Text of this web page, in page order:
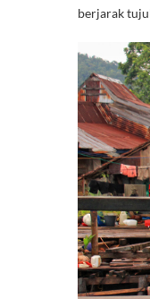
berjarak